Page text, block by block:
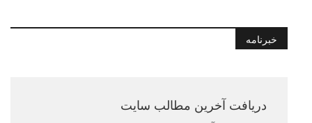
خبرنامه
دریافت آخرین مطالب سایت